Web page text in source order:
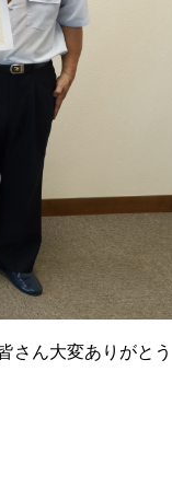
さん大変ありがとう